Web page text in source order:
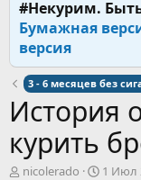
#Некурим.
Бумажная
версия
3 - 6 месяцев без
История
курить
А
nicolerado
Д1 Июл